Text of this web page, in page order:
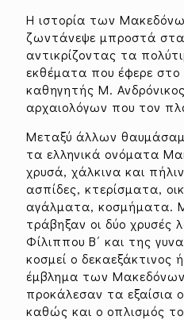
Η ιστορία των
ζωντάνεψε μπροστά
αντικρίζοντας τα
εκθέματα που έφερε
καθηγητής Μ.
αρχαιολόγων που τον
Μεταξύ άλλων
τα ελληνικά ονόματα
χρυσά, χάλκινα και
ασπίδες, κτερίσματα,
αγάλματα, κοσμήματα.
τράβηξαν οι δύο χρυσές
Φίλιππου Β΄ και της
κοσμεί ο δεκαεξάκτινος
έμβλημα των
προκάλεσαν τα εξαίσια
καθώς και ο οπλισμός